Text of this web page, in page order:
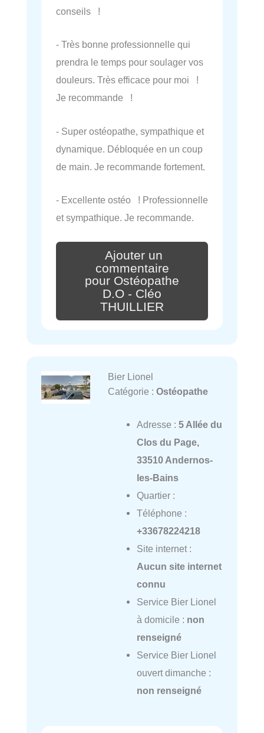
conseils !
- Très bonne professionnelle qui
prendra le temps pour soulager vos
douleurs. Très efficace pour moi !
Je recommande !
- Super ostéopathe, sympathique et
dynamique. Débloquée en un coup
de main. Je recommande fortement.
- Excellente ostéo ! Professionnelle
et sympathique. Je recommande.
Ajouter un
commentaire
pour Ostéopathe
D.O - Cléo
THUILLIER
Bier Lionel
Catégorie : Ostéopathe
Adresse : 5 Allée du
Clos du Page,
33510 Andernos-
les-Bains
Quartier :
Téléphone :
+33678224218
Site internet :
Aucun site internet
connu
Service Bier Lionel
à domicile : non
renseigné
Service Bier Lionel
ouvert dimanche :
non renseigné